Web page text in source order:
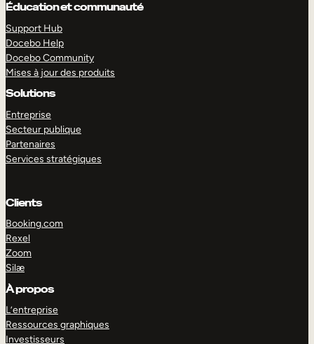
Éducation et communauté
Support Hub
Docebo Help
Docebo Community
Mises à jour des produits
Solutions
Entreprise
Secteur publique
Partenaires
Services stratégiques
Clients
Booking.com
Rexel
Zoom
Silæ
À propos
L’entreprise
Ressources graphiques
Investisseurs